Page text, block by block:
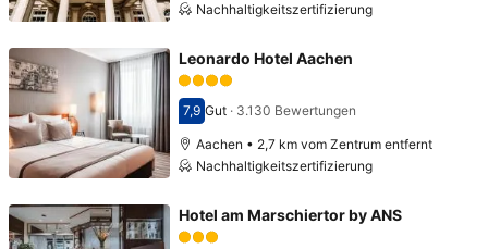
Nachhaltigkeitszertifizierung
Leonardo Hotel Aachen
Bewertet mit 7,9
7,9 Gut· 3.130 Bewertungen
Aachen • 2,7 km vom Zentrum entfernt
Nachhaltigkeitszertifizierung
Hotel am Marschiertor by ANS